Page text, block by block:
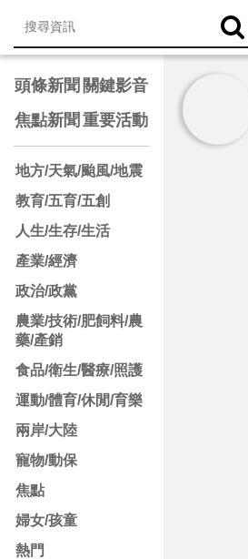
頭條新聞 關鍵影音
焦點新聞 重要活動
地方/天氣/颱風/地震
教育/五育/五創
人生/生存/生活
產業/經濟
政治/政黨
農業/技術/肥飼料/農
藥/產銷
食品/衛生/醫療/照護
運動/體育/休閒/育樂
兩岸/大陸
寵物/動保
焦點
婦女/孩童
熱門